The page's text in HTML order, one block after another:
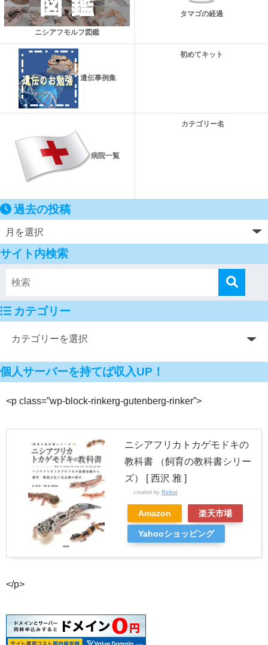
ニシアフモルフ図鑑
タマゴの経過
遺伝事例集
初めてキット
病院一覧
カテゴリー名
過去の投稿
サイト内検索
カテゴリー
個人サーバーを持てば収入UP！
<p class=”wp-block-rinkerg-gutenberg-rinker”>
ニシアフリカトカゲモドキの
教科書 （飼育の教科書シリー
ズ） [ 西沢 雅 ]
created by Rinker
Amazon 楽天市場
Yahooショッピング
</p>